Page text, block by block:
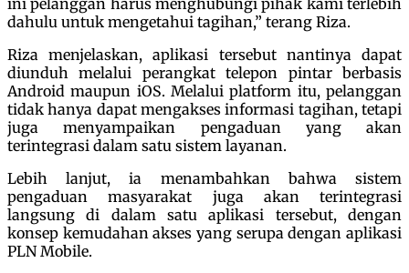
dahulu untuk mengetahui tagihan,” terang Riza.
Riza menjelaskan, aplikasi tersebut nantinya dapat
diunduh melalui perangkat telepon pintar berbasis
Android maupun iOS. Melalui platform itu, pelanggan
tidak hanya dapat mengakses informasi tagihan, tetapi
juga menyampaikan pengaduan yang akan
terintegrasi dalam satu sistem layanan.
Lebih lanjut, ia menambahkan bahwa sistem
pengaduan masyarakat juga akan terintegrasi
langsung di dalam satu aplikasi tersebut, dengan
konsep kemudahan akses yang serupa dengan aplikasi
PLN Mobile.